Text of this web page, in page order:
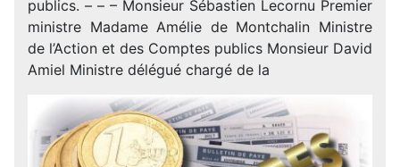
publics. – – – Monsieur Sébastien Lecornu Premier
ministre Madame Amélie de Montchalin Ministre
de l’Action et des Comptes publics Monsieur David
Amiel Ministre délégué chargé de la